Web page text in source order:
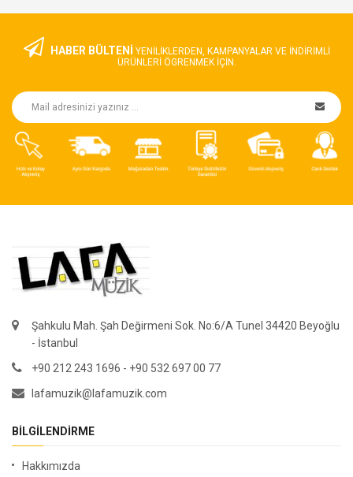
HABER BÜLTENİ YENILIKLERDEN, KAMPANYALAR VE INDIRIMLI
ÜRÜNLERI ÖGRENMEK IÇIN.
Şahkulu Mah. Şah Değirmeni Sok. No:6/A Tunel 34420 Beyoğlu
- İstanbul
+90 212 243 1696 - +90 532 697 00 77
lafamuzik@lafamuzik.com
BILGILENDIRME
Hakkımızda